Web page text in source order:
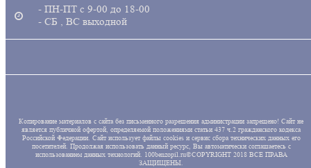
- ПН-ПТ с 9-00 до 18-00
- СБ , ВС выходной
Копирование материалов с сайта без письменного разрешения администрации запрещено! Сайт не
является публичной офертой, определяемой положениями статьи 437 ч.2 гражданского кодекса
Российской Федерации. Сайт использует файлы cookies и сервис сбора технических данных его
посетителей. Продолжая использовать данный ресурс, Вы автоматически соглашаетесь с
использованием данных технологий. 100benzopil.ru©COPYRIGHT 2018 ВСЕ ПРАВА
ЗАЩИЩЕНЫ.